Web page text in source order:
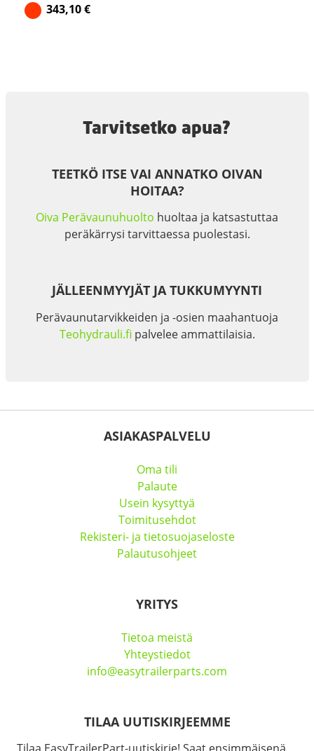
343,10€
Tarvitsetko apua?
TEETKÖ ITSE VAI ANNATKO OIVAN
HOITAA?
Oiva Perävaunuhuolto huoltaa ja katsastuttaa
peräkärrysi tarvittaessa puolestasi.
JÄLLEENMYYJÄT JA TUKKUMYYNTI
Perävaunutarvikkeiden ja -osien maahantuoja
Teohydrauli.fi palvelee ammattilaisia.
ASIAKASPALVELU
Oma tili
Palaute
Usein kysyttyä
Toimitusehdot
Rekisteri- ja tietosuojaseloste
Palautusohjeet
YRITYS
Tietoa meistä
Yhteystiedot
info@easytrailerparts.com
TILAA UUTISKIRJEEMME